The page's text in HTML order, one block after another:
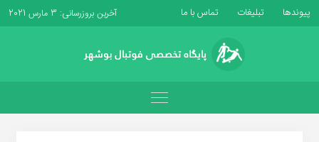
پیوندها تبلیغات تماس با ما آخرین بروزرسانی: 3 مارس 2021